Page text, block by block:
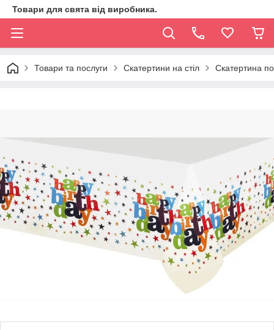
Товари для свята від виробника.
Товари та послуги Скатертини на стіл Скатертина